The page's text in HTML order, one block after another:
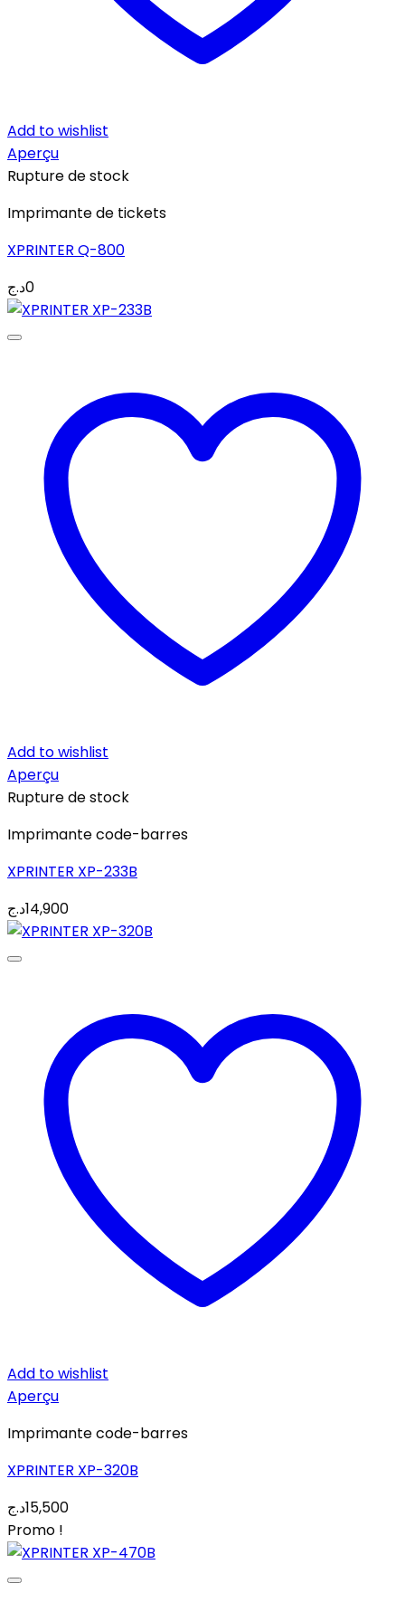
Add to wishlist
Aperçu
Rupture de stock
Imprimante de tickets
XPRINTER Q-800
0د.ج
Add to wishlist
Aperçu
Rupture de stock
Imprimante code-barres
XPRINTER XP-233B
14,900د.ج
Add to wishlist
Aperçu
Imprimante code-barres
XPRINTER XP-320B
15,500د.ج
Promo !